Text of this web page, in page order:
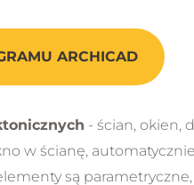
ARCHICAD
- ścian, okien,
w ścianę,
są parametryczne,